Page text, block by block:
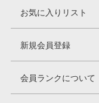
お気に入りリスト
新規会員登録
会員ランクについて